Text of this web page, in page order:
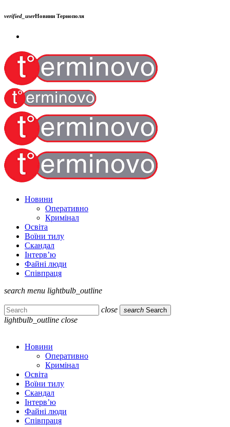
verified_userНовини Тернополя
Новини
Оперативно
Кримінал
Освіта
Воїни тилу
Скандал
Інтерв’ю
Файні люди
Співпраця
search menu lightbulb_outline
close search Search
lightbulb_outline close
Новини
Оперативно
Кримінал
Освіта
Воїни тилу
Скандал
Інтерв’ю
Файні люди
Співпраця